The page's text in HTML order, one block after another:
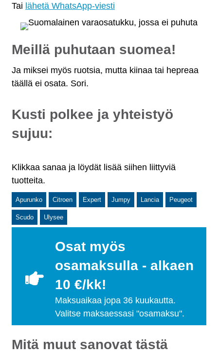
Klikkaa sanaa ja löydät lisää siihen liittyviä
tuotteita.
Apurunko Citroen Expert Jumpy Lancia Peugeot
Scudo Ulysee
Osat myös
osamaksulla - alkaen
10 €/kk!
Maksuaikaa jopa 36 kuukautta.
Valitse maksaessasi "osamaksu".
Mitä muut sanovat tästä
Tai lähetä WhatsApp-viesti
Meillä puhutaan suomea!
Ja miksei myös ruotsia, mutta kiinaa tai hepreaa
täällä ei osata. Sori.
Kusti polkee ja yhteistyö
sujuu: